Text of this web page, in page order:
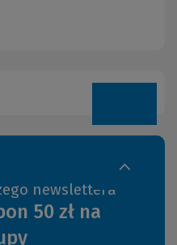
newslettera
50 zł na